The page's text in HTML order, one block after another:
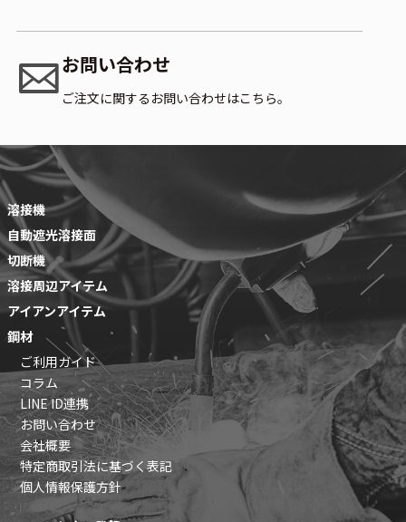
お問い合わせ
ご注文に関するお問い合わせはこちら。
溶接機
自動遮光溶接面
切断機
溶接周辺アイテム
アイアンアイテム
鋼材
ご利用ガイド
コラム
LINE ID連携
お問い合わせ
会社概要
特定商取引法に基づく表記
個人情報保護方針